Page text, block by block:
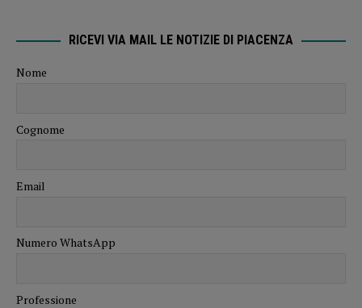
RICEVI VIA MAIL LE NOTIZIE DI PIACENZA
Nome
Cognome
Email
Numero WhatsApp
Professione